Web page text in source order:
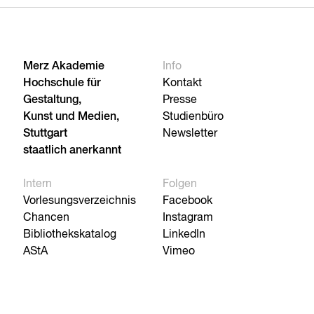
Merz Akademie
Hochschule für
Gestaltung,
Kunst und Medien,
Stuttgart
staatlich anerkannt
Info
Kontakt
Presse
Studienbüro
Newsletter
Intern
Vorlesungsverzeichnis
Chancen
Bibliothekskatalog
AStA
Folgen
Facebook
Instagram
LinkedIn
Vimeo